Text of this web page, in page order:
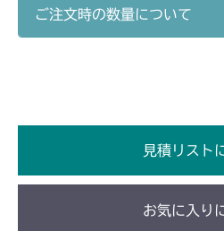
フロントデフ
フロントデフ
CMX2402HC
フロントデフ
CMX2404HC/V/S
ご注文時の数量について
見積リスト
お気に入り